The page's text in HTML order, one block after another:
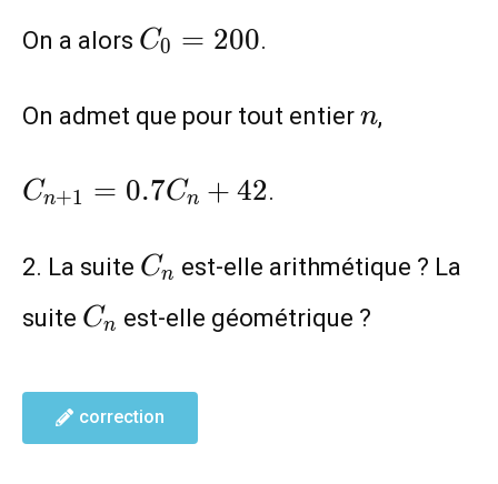
On a alors C_0=200
C0 = 200.
On admet que pour tout entier n
n,
C_{n+1}=0.7C_n+42
Cn+1 = 0.7Cn + 42.
2. La suite C_n
Cn est-elle arithmétique ? La
suite C_n
Cn est-elle géométrique ?
correction